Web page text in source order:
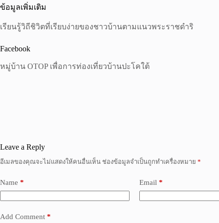
ข้อมูลเพิ่มเติม
เรียนรู้วิถีชิวิตที่เรียบง่ายของชาวบ้านตามแนวพระราชดำริ
Facebook
หมู่บ้าน OTOP เพื่อการท่องเที่ยวบ้านปะโคใต้
Leave a Reply
อีเมลของคุณจะไม่แสดงให้คนอื่นเห็น ช่องข้อมูลจำเป็นถูกทำเครื่องหมาย *
Name * Email *
Add Comment *